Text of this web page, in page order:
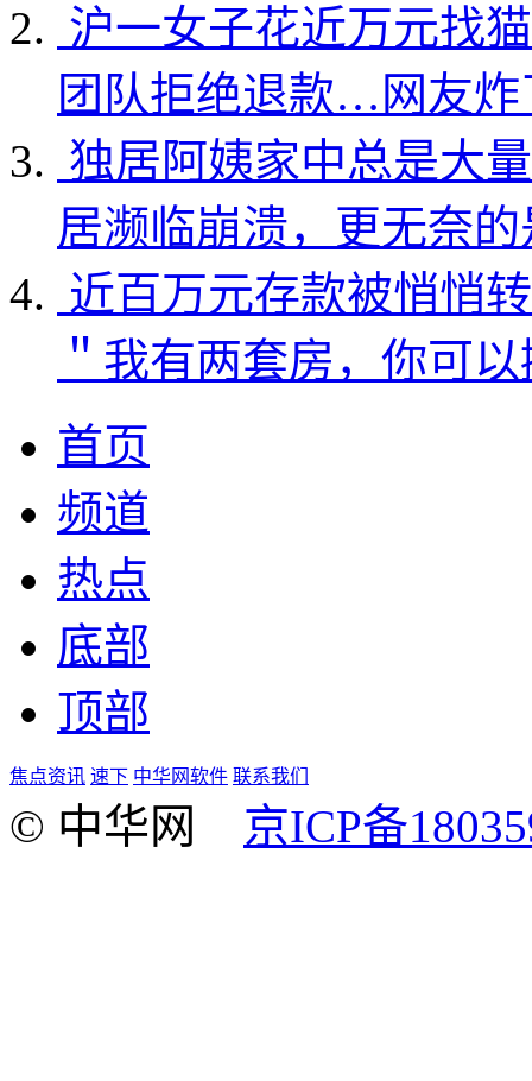
沪一女子花近万元找
团队拒绝退款…网友炸
独居阿姨家中总是大
居濒临崩溃，更无奈
近百万元存款被悄悄
＂我有两套房，你可
首页
频道
热点
底部
顶部
焦点资讯 速下 中华网软件 联系我们
© 中华网 京ICP备